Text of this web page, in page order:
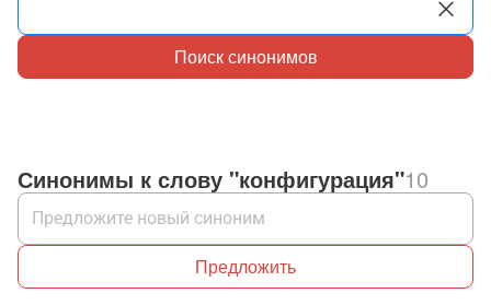
Поиск синонимов
Синонимы к слову "конфигурация"10
Предложить